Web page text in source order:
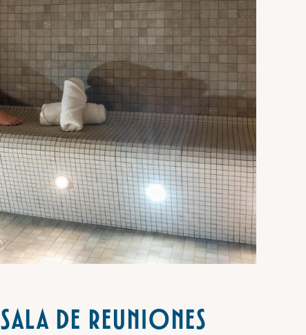
SALA DE REUNIONES